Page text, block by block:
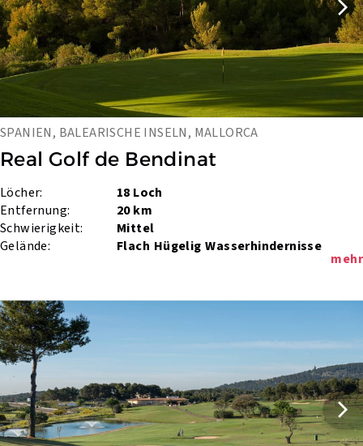
SPANIEN, BALEARISCHE INSELN, MALLORCA
Real Golf de Bendinat
Löcher:
18 Loch
Entfernung:
20 km
Schwierigkeit:
Mittel
Gelände:
Flach Hügelig Wasserhindernisse
mehr